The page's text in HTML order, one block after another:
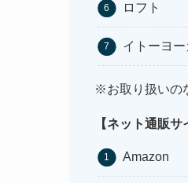
ロフト
イトーヨ
※お取り扱いの
【ネット通販サ
Amazon